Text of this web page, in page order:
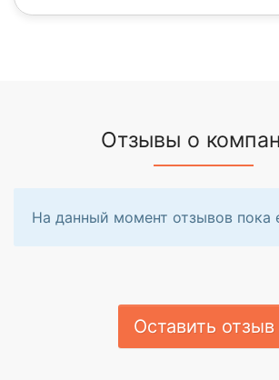
Отзывы о
На данный момент отзывов пока
Оставить отзыв